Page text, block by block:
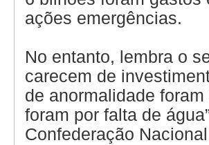
ações emergências.
No entanto, lembra o
carecem de
de anormalidade
foram por falta de
Confederação